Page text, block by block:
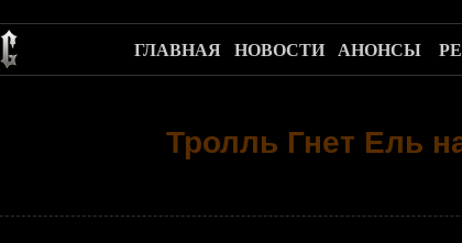
ГЛАВНАЯ НОВОСТИ АНОНСЫ
Тролль Гнет Ель